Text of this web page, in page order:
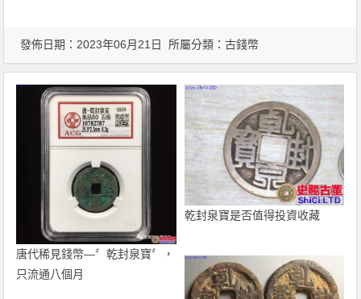
發佈日期：2023年06月21日 所屬分類：古錢幣
唐代稀見錢幣—〞乾封泉寶〞，
只流通八個月
乾封泉寶是否值得投資收藏